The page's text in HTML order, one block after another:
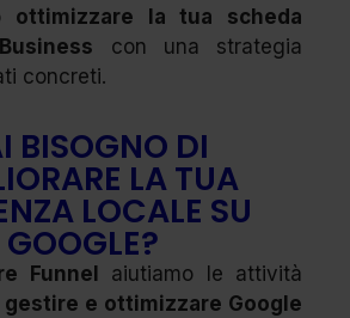
ottimizzare la tua scheda
con una strategia
concreti.
BISOGNO DI
LA TUA
LOCALE SU
GOOGLE?
Funnel aiutiamo le attività
gestire e ottimizzare Google